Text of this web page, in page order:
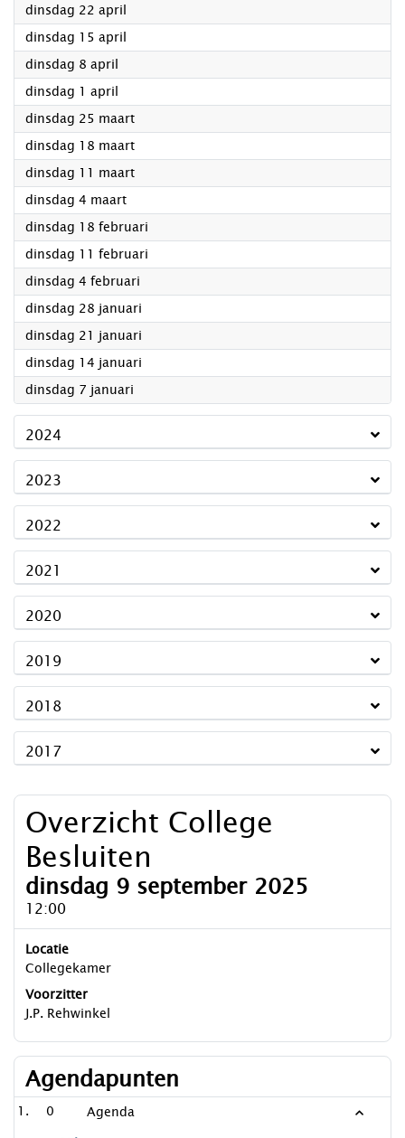
dinsdag 22 april
dinsdag 15 april
dinsdag 8 april
dinsdag 1 april
dinsdag 25 maart2025
dinsdag 18 maart2025
dinsdag 11 maart2025
dinsdag 4 maart2025
dinsdag 18 februari
dinsdag 11 februari
dinsdag 4 februari
dinsdag 28 januari
dinsdag 21 januari
dinsdag 14 januari
dinsdag 7 januari
2024
2023
2022
2021
2020
2019
2018
2017
Overzicht College
Besluiten
dinsdag 9 september 2025
12:00
Locatie
Collegekamer
Voorzitter
J.P. Rehwinkel
Agendapunten
0
Agenda